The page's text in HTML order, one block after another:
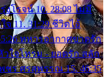
โรจน์ 10. 28:08 ไม่มี
11. 31:29 ชีวิตไอ้
ทหารอากาศขาดรัก
วใจโทรม - ยอดรัก สลัก
ชร ศรสุพรรณ 15. 46:35